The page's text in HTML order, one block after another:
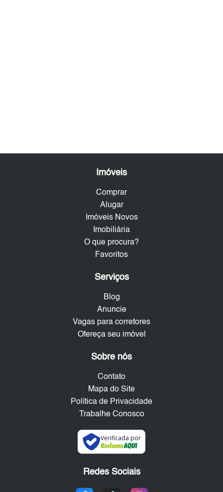
Imóveis
Comprar
Alugar
Imóveis Novos
Imobiliária
O que procura?
Favoritos
Serviços
Blog
Anuncie
Vagas para corretores
Ofereça seu imóvel
Sobre nós
Contato
Mapa do Site
Política de Privacidade
Trabalhe Conosco
Verificada por
Redes Sociais